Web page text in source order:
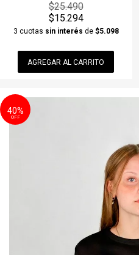
$25.490
$15.294
3 cuotas sin interés de $5.098
AGREGAR AL CARRITO
40%
OFF